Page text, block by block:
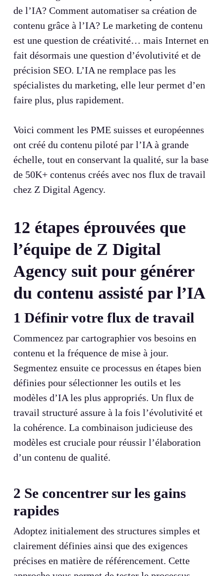
de l’IA? Comment automatiser sa création de
contenu grâce à l’IA? Le marketing de contenu
est une question de créativité… mais Internet en
fait désormais une question d’évolutivité et de
précision SEO. L’IA ne remplace pas les
spécialistes du marketing, elle leur permet d’en
faire plus, plus rapidement.
Voici comment les PME suisses et européennes
ont créé du contenu piloté par l’IA à grande
échelle, tout en conservant la qualité, sur la base
de 50K+ contenus créés avec nos flux de travail
chez Z Digital Agency.
12 étapes éprouvées que
l’équipe de Z Digital
Agency suit pour générer
du contenu assisté par l’IA
1 Définir votre flux de travail
Commencez par cartographier vos besoins en
contenu et la fréquence de mise à jour.
Segmentez ensuite ce processus en étapes bien
définies pour sélectionner les outils et les
modèles d’IA les plus appropriés. Un flux de
travail structuré assure à la fois l’évolutivité et
la cohérence. La combinaison judicieuse des
modèles est cruciale pour réussir l’élaboration
d’un contenu de qualité.
2 Se concentrer sur les gains
rapides
Adoptez initialement des structures simples et
clairement définies ainsi que des exigences
précises en matière de référencement. Cette